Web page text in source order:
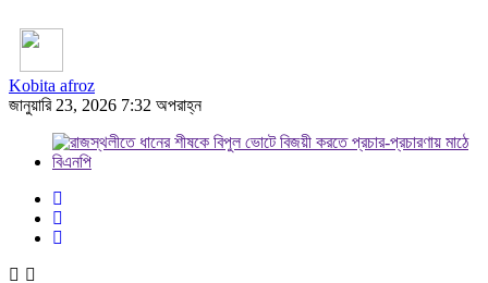
Kobita afroz
জানুয়ারি 23, 2026 7:32 অপরাহ্ন